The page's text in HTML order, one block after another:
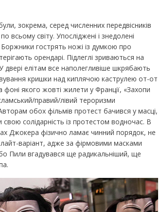
зокрема, серед численних передвісників
всьому світу. Упосліджені і знедолені
гострять ножі із думкою про
орендарі. Підлеглі зриваються на
двері елітам все наполегливіше шкрябають
кришки над киплячою каструлею от-от
якого жовті жилети у Франції, «Захопи
правий/лівий тероризми
обох фільмів протест бачився у масці,
солідарність із протестом водночас. В
Джокера фізично ламає чинний порядок, не
варіант, адже за фірмовими масками
Пили вгадувався ще радикальніший, ще